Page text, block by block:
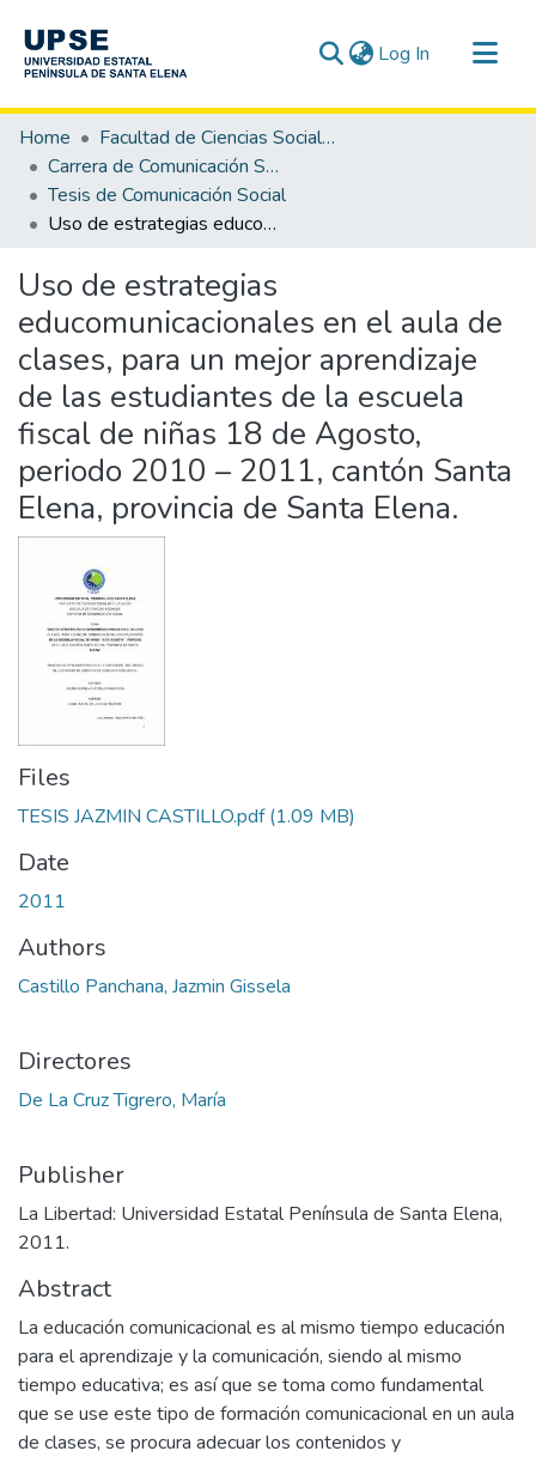
Log In (current)
Communities & Collections
All of DSpace
Statistics
Home
Facultad de Ciencias Sociales y de la Salud
Carrera de Comunicación Social
Tesis de Comunicación Social
Uso de estrategias educomunicacionales en el aula de clases, para un mejor aprendizaje de las estudiantes de la escuela fiscal de niñas 18 de Agosto, periodo 2010 – 2011, cantón Santa Elena, provincia de Santa Elena.
Uso de estrategias
educomunicacionales en el aula de
clases, para un mejor aprendizaje
de las estudiantes de la escuela
fiscal de niñas 18 de Agosto,
periodo 2010 – 2011, cantón Santa
Elena, provincia de Santa Elena.
Files
TESIS JAZMIN CASTILLO.pdf(1.09 MB)
Date
2011
Authors
Castillo Panchana, Jazmin Gissela
Directores
De La Cruz Tigrero, María
Publisher
La Libertad: Universidad Estatal Península de Santa Elena,
2011.
Abstract
La educación comunicacional es al mismo tiempo educación
para el aprendizaje y la comunicación, siendo al mismo
tiempo educativa; es así que se toma como fundamental
que se use este tipo de formación comunicacional en un aula
de clases, se procura adecuar los contenidos y